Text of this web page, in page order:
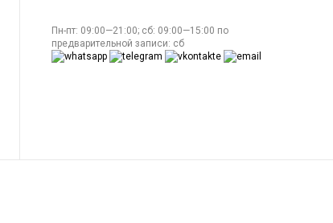
Пн-пт: 09:00—21:00; сб: 09:00—15:00 по
предварительной записи: сб